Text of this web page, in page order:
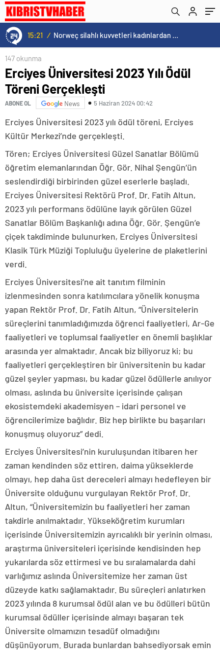
15:21 / Norweç silahlı kuvvetleri kadınlardan oluşan özel kuvvetler eğitimlerini başlattı.
147 okunma
Erciyes Üniversitesi 2023 Yılı Ödül
Töreni Gerçekleşti
ABONE OL News 5 Haziran 2024 00:42
Erciyes Üniversitesi 2023 yılı ödül töreni, Erciyes
Kültür Merkezi’nde gerçekleşti.
Tören; Erciyes Üniversitesi Güzel Sanatlar Bölümü
öğretim elemanlarından Öğr. Gör. Nihal Şengün’ün
seslendirdiği birbirinden güzel eserlerle başladı.
Erciyes Üniversitesi Rektörü Prof. Dr. Fatih Altun,
2023 yılı performans ödülüne layık görülen Güzel
Sanatlar Bölüm Başkanlığı adına Öğr. Gör. Şengün’e
çiçek takdiminde bulunurken, Erciyes Üniversitesi
Klasik Türk Müziği Topluluğu üyelerine de plaketlerini
verdi.
Erciyes Üniversitesi’ne ait tanıtım filminin
izlenmesinden sonra katılımcılara yönelik konuşma
yapan Rektör Prof. Dr. Fatih Altun, “Üniversitelerin
süreçlerini tanımladığımızda öğrenci faaliyetleri, Ar-Ge
faaliyetleri ve toplumsal faaliyetler en önemli başlıklar
arasında yer almaktadır. Ancak biz biliyoruz ki; bu
faaliyetleri gerçekleştiren bir üniversitenin bu kadar
güzel şeyler yapması, bu kadar güzel ödüllerle anılıyor
olması, aslında bu üniversite içerisinde çalışan
ekosistemdeki akademisyen – idari personel ve
öğrencilerimize bağlıdır. Biz hep birlikte bu başarıları
konuşmuş oluyoruz” dedi.
Erciyes Üniversitesi’nin kuruluşundan itibaren her
zaman kendinden söz ettiren, daima yükseklerde
olmayı, hep daha üst dereceleri almayı hedefleyen bir
Üniversite olduğunu vurgulayan Rektör Prof. Dr.
Altun, “Üniversitemizin bu faaliyetleri her zaman
takdirle anılmaktadır. Yükseköğretim kurumları
içerisinde Üniversitemizin ayrıcalıklı bir yerinin olması,
araştırma üniversiteleri içerisinde kendisinden hep
yukarılarda söz ettirmesi ve bu sıralamalarda dahi
varlığımız aslında Üniversitemize her zaman üst
düzeyde katkı sağlamaktadır. Bu süreçleri anlatırken
2023 yılında 8 kurumsal ödül alan ve bu ödülleri bütün
kurumsal ödüller içerisinde almayı başaran tek
Üniversite olmamızın tesadüf olmadığını
düşünüyorum. Burada bunlardan bahsediyorsak emin
hedefine ulaşabilir mi?